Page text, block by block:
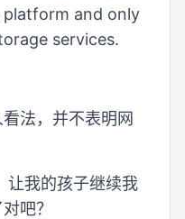
platform and only
services.
法，并不表明网
让我的孩子继续我
吧？